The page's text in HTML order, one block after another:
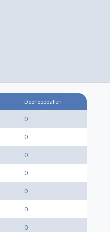
Doorloopballen
0
0
0
0
0
0
0